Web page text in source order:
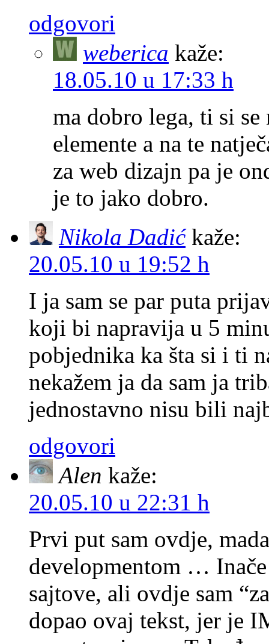
odgovori
weberica kaže:
18.05.10 u 17:33 h
ma dobro lega, ti si
elemente a na te
za web dizajn pa je
je to jako dobro.
Nikola Dadić kaže:
20.05.10 u 19:52 h
I ja sam se par puta
koji bi napravija u 5
pobjednika ka šta si i ti
nekažem ja da sam ja
jednostavno nisu bili
odgovori
Alen kaže:
20.05.10 u 22:31 h
Prvi put sam ovdje,
developmentom …
sajtove, ali ovdje sam
dopao ovaj tekst, jer je